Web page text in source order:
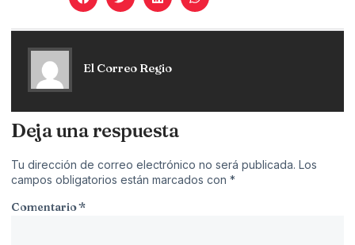
El Correo Regio
Deja una respuesta
Tu dirección de correo electrónico no será publicada. Los
campos obligatorios están marcados con *
Comentario*